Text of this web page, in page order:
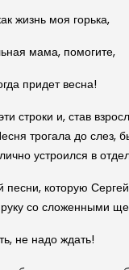
жизнь моя горька,
мама, помогите,
придет весна!
строки и, став
трогала до
устроился в
песни, которую
со сложенными
не надо ждать!